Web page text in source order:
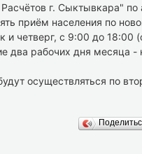
г. Сыктывкара" по
приём населения по
и четверг, с 9:00 до 18:00
два рабочих дня месяца
осуществляться по